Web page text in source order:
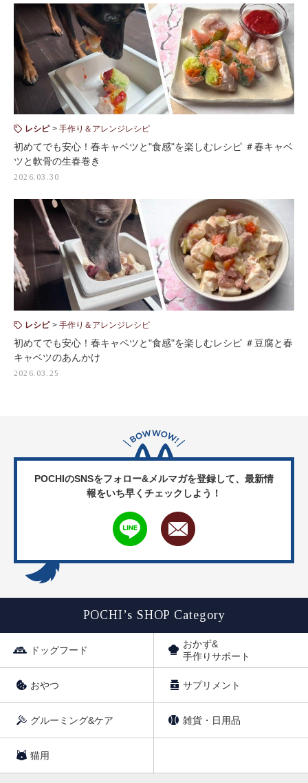
レシピ 手作り＆アレンジレシピ
初めてでも安心！春キャベツと"食感"を楽しむレシピ ＃春キャベ
ツと軟骨の生春巻き
2026.03.30
レシピ 手作り＆アレンジレシピ
初めてでも安心！春キャベツと"食感"を楽しむレシピ ＃豆腐と春
キャベツのあんかけ
2026.03.25
POCHIのSNSをフォロー&メルマガを登録して、 最新情
報をいち早くチェックしよう！
POCHI’s SHOP Category
ドッグフード
おかず&
手作りサポート
おやつ サプリメント
グルーミング&ケア 雑貨・日用品
猫用